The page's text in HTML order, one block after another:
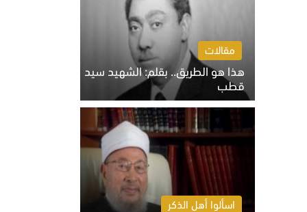
مقالات
هذا هو الطريق.. بقلم: الشهيد سيد
قطب
الخميس 6 أغسطس 2026 10:52 ص
اسألوا أهل الذكر